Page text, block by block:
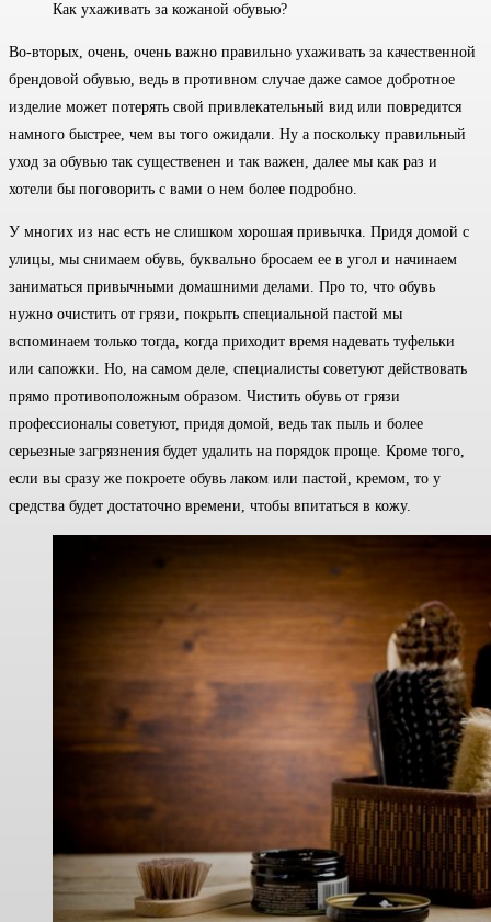
Как ухаживать за кожаной обувью?
Во-вторых, очень, очень важно правильно ухаживать за качественной
брендовой обувью, ведь в противном случае даже самое добротное
изделие может потерять свой привлекательный вид или повредится
намного быстрее, чем вы того ожидали. Ну а поскольку правильный
уход за обувью так существенен и так важен, далее мы как раз и
хотели бы поговорить с вами о нем более подробно.
У многих из нас есть не слишком хорошая привычка. Придя домой с
улицы, мы снимаем обувь, буквально бросаем ее в угол и начинаем
заниматься привычными домашними делами. Про то, что обувь
нужно очистить от грязи, покрыть специальной пастой мы
вспоминаем только тогда, когда приходит время надевать туфельки
или сапожки. Но, на самом деле, специалисты советуют действовать
прямо противоположным образом. Чистить обувь от грязи
профессионалы советуют, придя домой, ведь так пыль и более
серьезные загрязнения будет удалить на порядок проще. Кроме того,
если вы сразу же покроете обувь лаком или пастой, кремом, то у
средства будет достаточно времени, чтобы впитаться в кожу.